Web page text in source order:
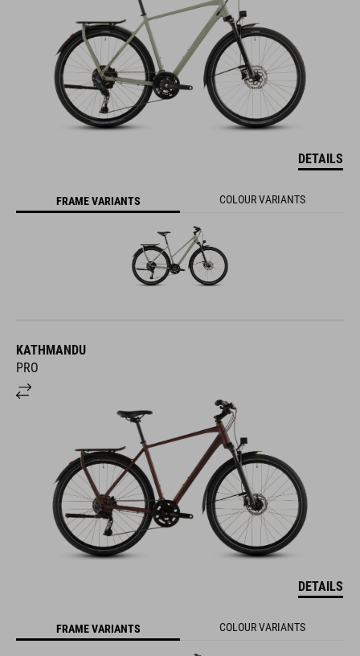
DETAILS
FRAME VARIANTS COLOUR VARIANTS
KATHMANDU
PRO
DETAILS
FRAME VARIANTS COLOUR VARIANTS